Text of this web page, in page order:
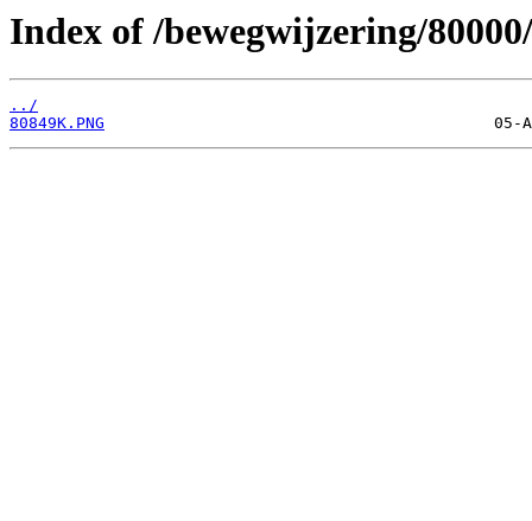
Index of /bewegwijzering/
../
80849K.PNG